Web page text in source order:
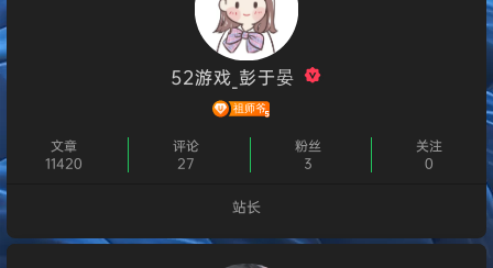
52游戏_彭于晏
文章
11420
评论
27
粉丝
3
关注
0
站长